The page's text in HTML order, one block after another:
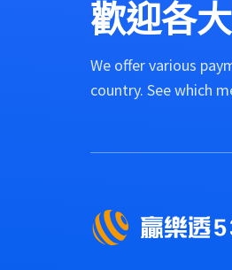
歡迎各
We offer various
country. See which